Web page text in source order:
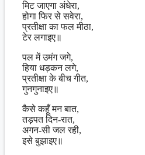
मिट जाएगा अंधेरा,
होगा फिर से सवेरा,
प्रतीक्षा का फल मीठा,
टेर लगाइए॥
पल में उमंग जगे,
हिया धड़कन लगे,
प्रतीक्षा के बीच गीत,
गुनगुनाइए॥
कैसे कहूँ मन बात,
तड़पत दिन-रात,
अगन-सी जल रही,
इसे बुझाइए॥